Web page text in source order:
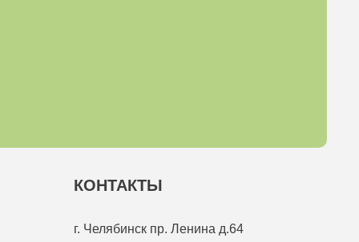
КОНТАКТЫ
г. Челябинск пр. Ленина д.64